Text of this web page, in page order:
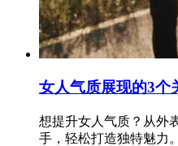
女人气质展现的3个
想提升女人气质？从外
手，轻松打造独特魅力